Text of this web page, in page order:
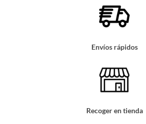
Envíos rápidos
Recoger en tienda